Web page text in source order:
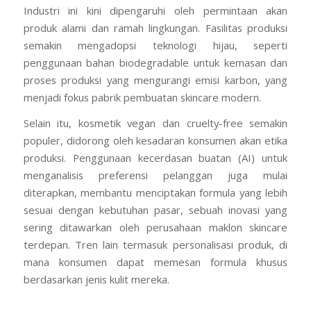
Industri ini kini dipengaruhi oleh permintaan akan
produk alami dan ramah lingkungan. Fasilitas produksi
semakin mengadopsi teknologi hijau, seperti
penggunaan bahan biodegradable untuk kemasan dan
proses produksi yang mengurangi emisi karbon, yang
menjadi fokus pabrik pembuatan skincare modern.
Selain itu, kosmetik vegan dan cruelty-free semakin
populer, didorong oleh kesadaran konsumen akan etika
produksi. Penggunaan kecerdasan buatan (AI) untuk
menganalisis preferensi pelanggan juga mulai
diterapkan, membantu menciptakan formula yang lebih
sesuai dengan kebutuhan pasar, sebuah inovasi yang
sering ditawarkan oleh perusahaan maklon skincare
terdepan. Tren lain termasuk personalisasi produk, di
mana konsumen dapat memesan formula khusus
berdasarkan jenis kulit mereka.